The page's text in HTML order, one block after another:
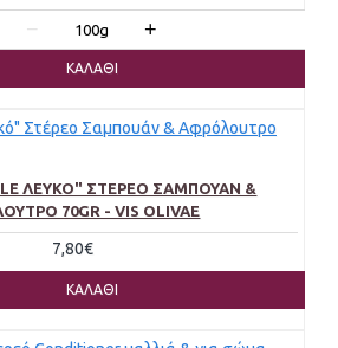
− 100g +
ΚΑΛΆΘΙ
ΛΕΥΚΌ" ΣΤΈΡΕΟ ΣΑΜΠΟΥΆΝ &
70GR - VIS OLIVAE
7,80€
ΚΑΛΆΘΙ